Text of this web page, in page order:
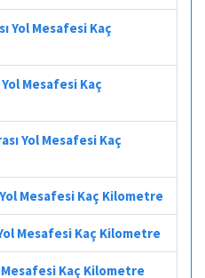
Yol Mesafesi Kaç
Mesafesi Kaç
Yol Mesafesi Kaç
Mesafesi Kaç Kilometre
Mesafesi Kaç Kilometre
Mesafesi Kaç Kilometre